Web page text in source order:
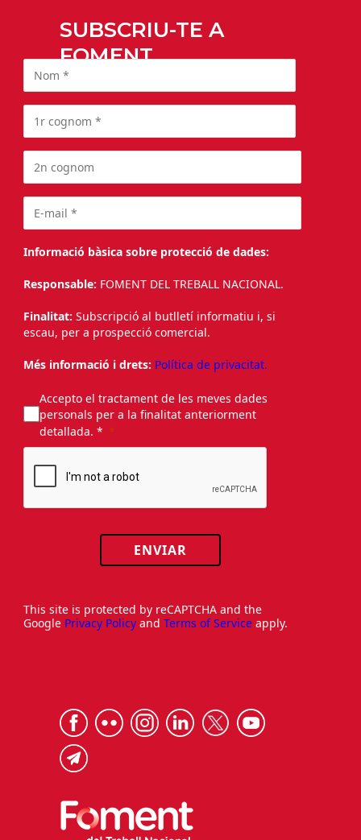
SUBSCRIU-TE A
FOMENT
Informació bàsica sobre protecció de dades:
Responsable: FOMENT DEL TREBALL NACIONAL.
Finalitat: Subscripció al butlletí informatiu i, si
escau, per a prospecció comercial.
Més informació i drets: Política de privacitat.
Accepto el tractament de les meves dades
personals per a la finalitat anteriorment
detallada. *
ENVIAR
This site is protected by reCAPTCHA and the
Google Privacy Policy and Terms of Service apply.